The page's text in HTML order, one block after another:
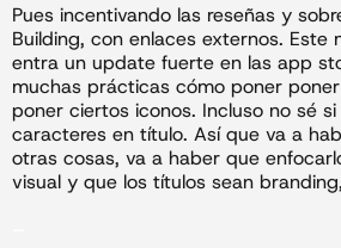
Pues incentivando las reseñas y
Building, con enlaces externos. Este
entra un update fuerte en las app
muchas prácticas cómo poner
poner ciertos iconos. Incluso no sé
caracteres en título. Así que va a
otras cosas, va a haber que
visual y que los títulos sean